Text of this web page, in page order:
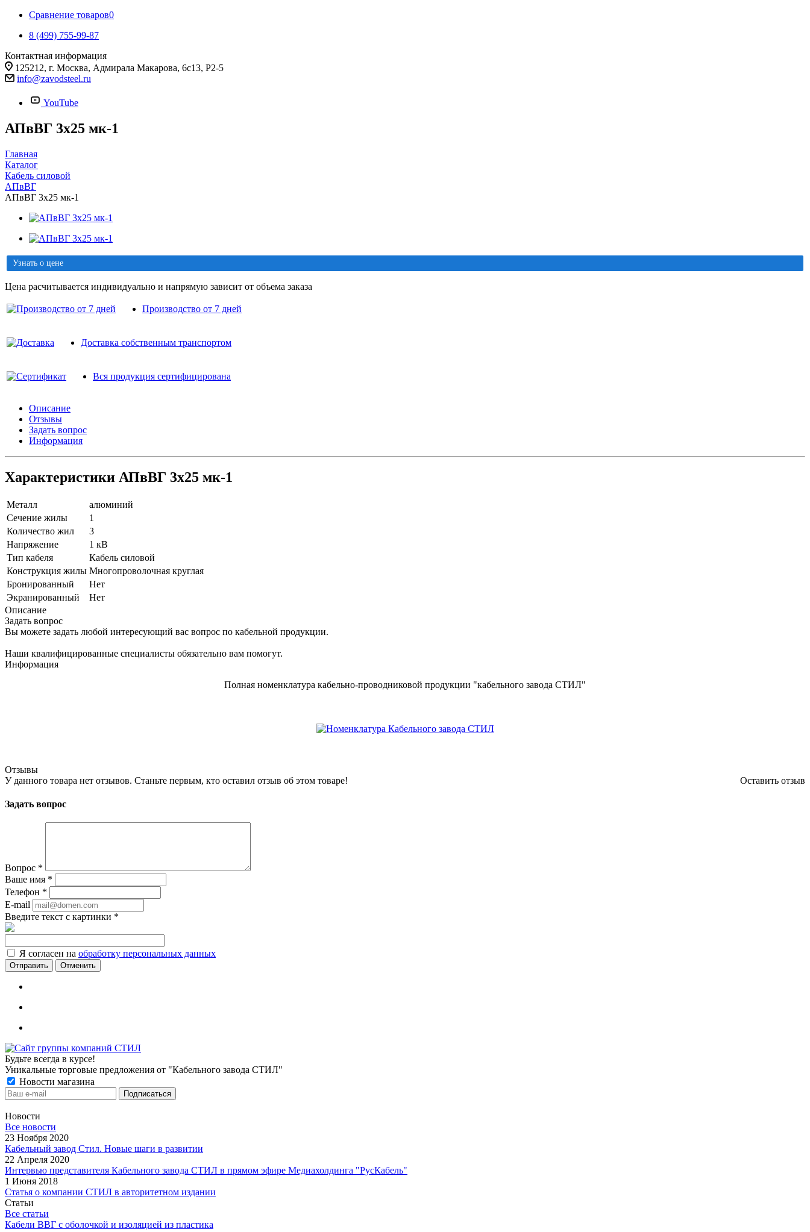
Сравнение товаров0
8 (499) 755-99-87
Контактная информация
125212, г. Москва, Адмирала Макарова, 6с13, Р2-5
info@zavodsteel.ru
YouTube
АПвВГ 3х25 мк-1
Главная
Каталог
Кабель силовой
АПвВГ
АПвВГ 3х25 мк-1
Узнать о цене
Цена расчитывается индивидуально и напрямую зависит от объема заказа
Производство от 7 дней
Доставка собственным транспортом
Вся продукция сертифицирована
Описание
Отзывы
Задать вопрос
Информация
Характеристики АПвВГ 3х25 мк-1
Металл
алюминий
Сечение жилы
1
Количество жил
3
Напряжение
1 кВ
Тип кабеля
Кабель силовой
Конструкция жилы Многопроволочная круглая
Бронированный
Нет
Экранированный
Нет
Описание
Задать вопрос
Вы можете задать любой интересующий вас вопрос по кабельной продукции.
Наши квалифицированные специалисты обязательно вам помогут.
Информация
Полная номенклатура кабельно-проводниковой продукции "кабельного завода СТИЛ"
Отзывы
Оставить отзыв
У данного товара нет отзывов. Станьте первым, кто оставил отзыв об этом товаре!
Задать вопрос
Вопрос *
Ваше имя *
Телефон *
E-mail
Введите текст с картинки *
Я согласен на обработку персональных данных
Отменить
Будьте всегда в курсе!
Уникальные торговые предложения от "Кабельного завода СТИЛ"
Новости магазина
Новости
Все новости
23 Ноября 2020
Кабельный завод Стил. Новые шаги в развитии
22 Апреля 2020
Интервью представителя Кабельного завода СТИЛ в прямом эфире Медиахолдинга "РусКабель"
1 Июня 2018
Статья о компании СТИЛ в авторитетном издании
Статьи
Все статьи
Кабели ВВГ с оболочкой и изоляцией из пластика